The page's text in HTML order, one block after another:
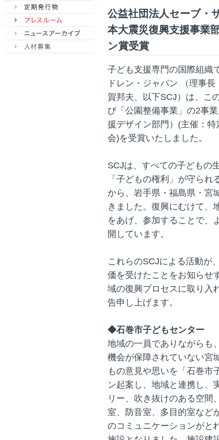
公益社団法人セーブ・
本大震災復興支援事業
ン賞受賞
子ども支援専門の国際組織
ドレン・ジャパン （理事
賀邦夫、以下SCJ）は、こ
び「公園整備事業」の2事
援デザイン部門）(主催：
会)を受賞いたしました。
SCJは、すべての子どもの
「子どもの権利」が守ら
から、岩手県・福島県・宮
きました。復興にむけて、
をあげ、参加することで、
開しています。
これらのSCJによる活動が
価を受けたことをお知らせ
域の復興プロセスに取り入
告申し上げます。
◆石巻市子どもセンター
地域の一員でありながらも
機会が保障されていない宮
もの意見や思いを「石巻市
ン起案し、地域と連携し、
リー、吹き抜けのある空間
室、防音室、多目的室など
のコミュニケーションがと